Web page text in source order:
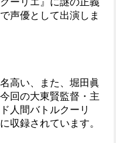
声優として出演しま
高い、また、堀田眞
回の大東賢監督・主
人間バトルクーリ
収録されています。